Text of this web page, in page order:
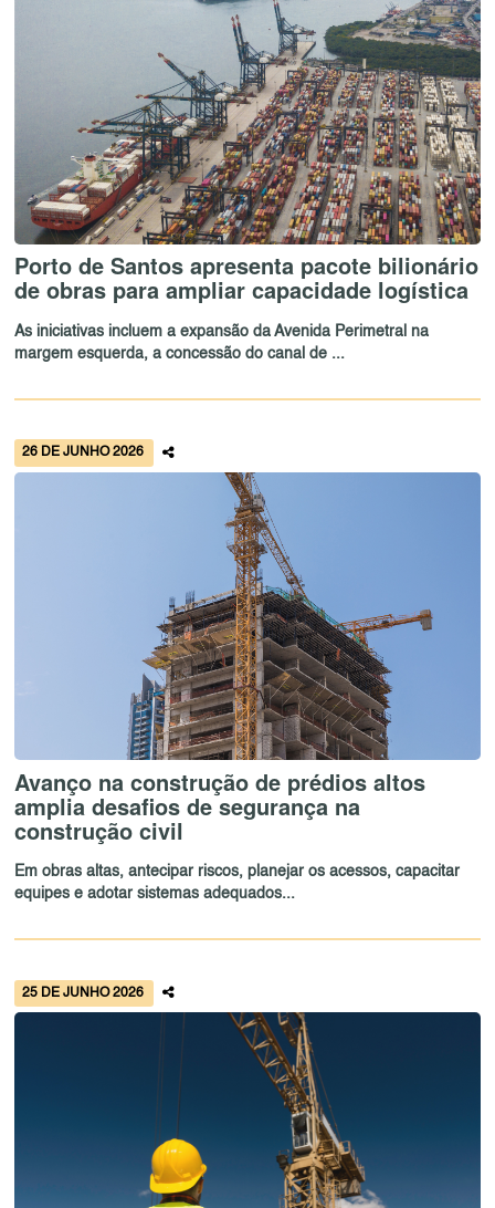
Porto de Santos apresenta pacote bilionário
de obras para ampliar capacidade logística
As iniciativas incluem a expansão da Avenida Perimetral na
margem esquerda, a concessão do canal de ...
26 DE JUNHO 2026
Avanço na construção de prédios altos
amplia desafios de segurança na
construção civil
Em obras altas, antecipar riscos, planejar os acessos, capacitar
equipes e adotar sistemas adequados...
25 DE JUNHO 2026